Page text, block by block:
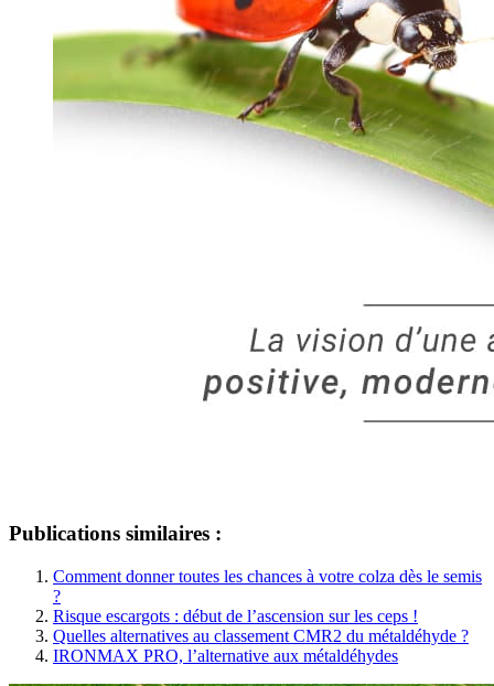
Publications similaires :
Comment donner toutes les chances à votre colza dès le semis
?
Risque escargots : début de l’ascension sur les ceps !
Quelles alternatives au classement CMR2 du métaldéhyde ?
IRONMAX PRO, l’alternative aux métaldéhydes